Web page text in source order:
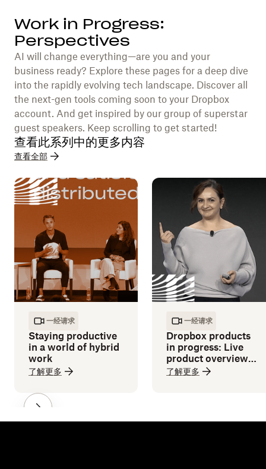
Work in Progress:
Perspectives
AI will change everything—are you and your
business ready? Explore these pages for a deep dive
into the rapidly evolving tech landscape. Discover all
the next-gen tools coming soon to your Dropbox
account. And get inspired by our group of superstar
guest speakers. Keep scrolling to get started!
查看此系列中的更多内容
查看全部
一经请求
Staying productive
in a world of hybrid
work
了解更多
一经请求
Dropbox products
in progress: Live
product overview
and demos
了解更多